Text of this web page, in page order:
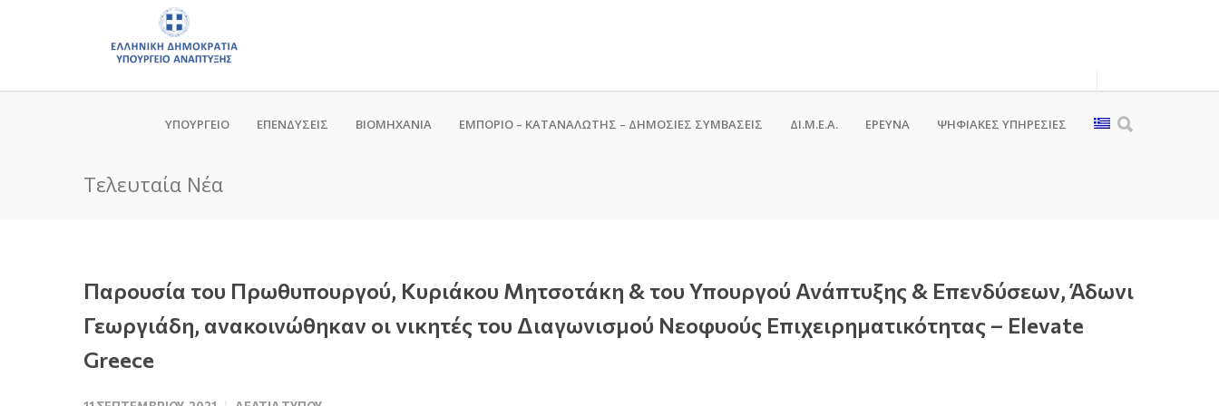
ΥΠΟΥΡΓΕΙΟ ΕΠΕΝΔΥΣΕΙΣ ΒΙΟΜΗΧΑΝΙΑ ΕΜΠΟΡΙΟ – ΚΑΤΑΝΑΛΩΤΗΣ – ΔΗΜΟΣΙΕΣ ΣΥΜΒΑΣΕΙΣ ΔΙ.Μ.Ε.Α. ΕΡΕΥΝΑ ΨΗΦΙΑΚΈΣ ΥΠΗΡΕΣΊΕΣ
Τελευταία Νέα
Παρουσία του Πρωθυπουργού, Κυριάκου Μητσοτάκη & του Υπουργού Ανάπτυξης & Επενδύσεων, Άδωνι
Γεωργιάδη, ανακοινώθηκαν οι νικητές του Διαγωνισμού Νεοφυούς Επιχειρηματικότητας – Elevate
Greece